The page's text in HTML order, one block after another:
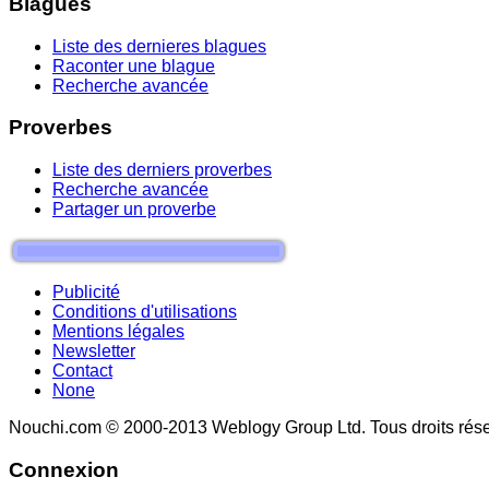
Liste des dernieres blagues
Raconter une blague
Recherche avancée
Proverbes
Liste des derniers proverbes
Recherche avancée
Partager un proverbe
Publicité
Conditions d'utilisations
Mentions légales
Newsletter
Contact
None
Nouchi.com © 2000-2013 Weblogy Group Ltd. Tous droits
Connexion